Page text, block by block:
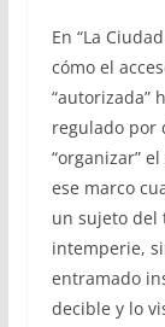
En “La
cómo el
“autorizada”
regulado por
“organizar”
ese marco
un sujeto del
intemperie,
entramado
decible y lo